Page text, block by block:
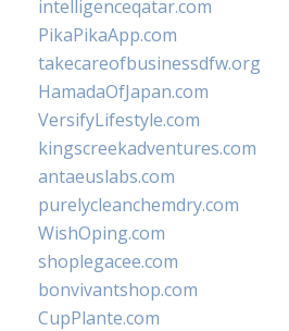
intelligenceqatar.com
PikaPikaApp.com
takecareofbusinessdfw.org
HamadaOfJapan.com
VersifyLifestyle.com
kingscreekadventures.com
antaeuslabs.com
purelycleanchemdry.com
WishOping.com
shoplegacee.com
bonvivantshop.com
CupPlante.com